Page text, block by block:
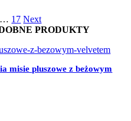
… 17 Next
PRODUKTY
misie pluszowe z beżowym